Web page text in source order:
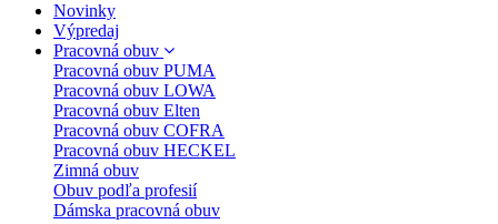
Novinky
Výpredaj
Pracovná obuv
Pracovná obuv PUMA
Pracovná obuv LOWA
Pracovná obuv Elten
Pracovná obuv COFRA
Pracovná obuv HECKEL
Zimná obuv
Obuv podľa profesií
Dámska pracovná obuv